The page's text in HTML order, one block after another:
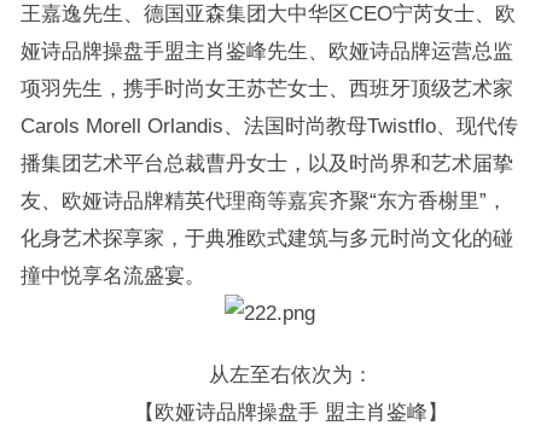
王嘉逸先生、德国亚森集团大中华区CEO宁芮女士、欧
娅诗品牌操盘手盟主肖鉴峰先生、欧娅诗品牌运营总监
项羽先生，携手时尚女王苏芒女士、西班牙顶级艺术家
Carols Morell Orlandis、法国时尚教母Twistflo、现代传
播集团艺术平台总裁曹丹女士，以及时尚界和艺术届挚
友、欧娅诗品牌精英代理商等嘉宾齐聚“东方香榭里”，
化身艺术探享家，于典雅欧式建筑与多元时尚文化的碰
撞中悦享名流盛宴。
从左至右依次为：
【欧娅诗品牌操盘手 盟主肖鉴峰】